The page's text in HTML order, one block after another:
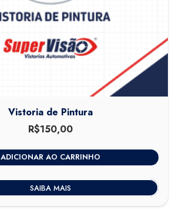
Vistoria de Pintura
R$150,00
ADICIONAR AO CARRINHO
SAIBA MAIS